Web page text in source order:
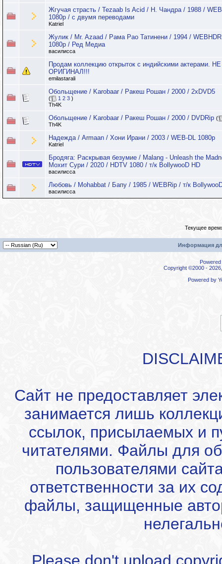
Жгучая страсть / Tezaab Is Acid / Н. Чандра / 1988 /
1080p / с двумя переводами
Katriel
Жулик / Mr. Azaad / Рама Рао Татинени / 1994 /
1080p / Ред Медиа
василисса
Продам коллекцию открыток с индийскими актерами. НЕ
ОРИГИНАЛ!!!
emilastarali
Обольщение / Karobaar / Ракеш Рошан / 2000 / 2хDVD5
( 1 2 3 )
Th4K
Обольщение / Karobaar / Ракеш Рошан / 2000 / DVDRip (
Th4K
Надежда / Armaan / Хони Ирани / 2003 / WEB-DL 1080p
Katriel
Бродяга: Раскрывая безумие / Malang - Unleash the
Мохит Сури / 2020 / HDTV 1080 / т/к BollywooD HD
василисса
Любовь / Mohabbat / Бапу / 1985 / WEBRip / т/к
василисса
Текущее
Информация
Copyright ©2000 -
Powered by
Сайт не предоставляет
занимается лишь
ссылок, присылаемых и
читателями. Файлы для
пользователями
ответственности за их
файлы, защищенные